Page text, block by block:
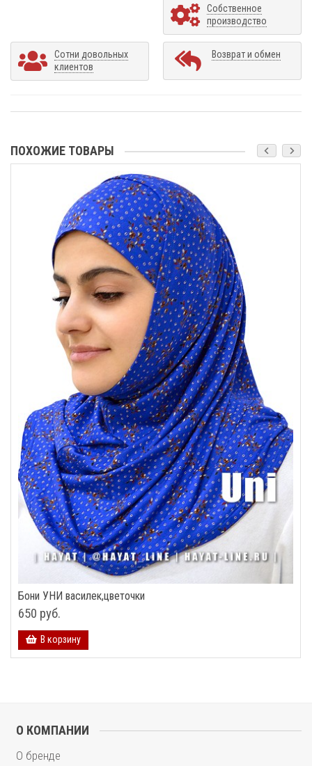
Собственное
производство
Сотни довольных
клиентов
Возврат и обмен
ПОХОЖИЕ ТОВАРЫ
Бони УНИ василек,цветочки
650 руб.
В корзину
О КОМПАНИИ
О бренде